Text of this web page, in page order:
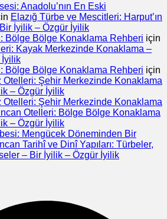
Anadolu’nın En Eski
Elazığ Türbe ve Mescitleri: Harput’ın
İyilik – Özgür İyilik
Bölge Bölge Konaklama Rehberi için
Kayak Merkezinde Konaklama –
İyilik
Bölge Bölge Konaklama Rehberi için
Otelleri: Şehir Merkezinde Konaklama
– Özgür İyilik
Otelleri: Şehir Merkezinde Konaklama
Otelleri: Bölge Bölge Konaklama
– Özgür İyilik
Mengücek Döneminden Bir
Tarihî ve Dinî Yapıları: Türbeler,
– Bir İyilik – Özgür İyilik